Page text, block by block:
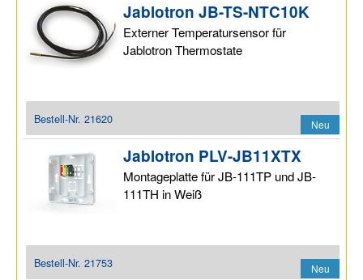
Neu
Jablotron JB-TS-NTC10K
Externer Temperatursensor für
Jablotron Thermostate
Bestell-Nr.21620
Neu
Jablotron PLV-JB11XTX
Montageplatte für JB-111TP und JB-
111TH in Weiß
Bestell-Nr.21753